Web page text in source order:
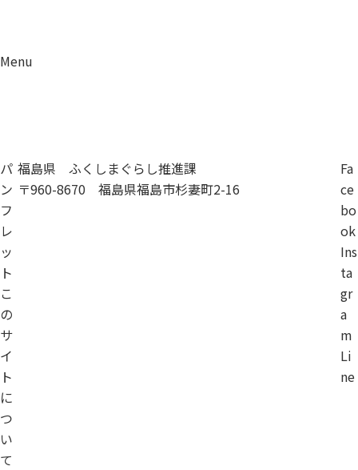
Menu
パ
ン
フ
レ
ッ
ト
こ
の
サ
イ
ト
に
つ
い
て
福島県 ふくしまぐらし推進課
〒960-8670 福島県福島市杉妻町2-16
Fa
ce
bo
ok
Ins
ta
gr
a
m
Li
ne